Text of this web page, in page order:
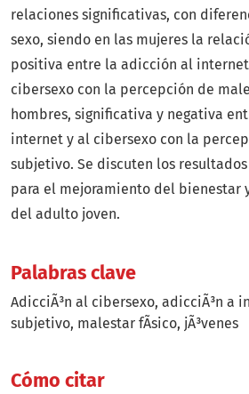
Palabras clave
AdicciÃ³n al cibersexo adicciÃ³n a
subjetivo malestar fÃ­sico jÃ³venes
Cómo citar
relaciones significativas, con
sexo, siendo en las mujeres la
positiva entre la adicción al
cibersexo con la percepción de
hombres, significativa y negativa
internet y al cibersexo con la
subjetivo. Se discuten los
para el mejoramiento del bienestar
del adulto joven.